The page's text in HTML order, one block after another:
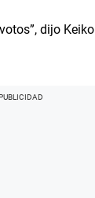
dijo Keiko